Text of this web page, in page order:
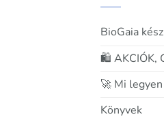
BioGaia
🛍️ AKCIÓK,
🚀 Mi
Könyvek